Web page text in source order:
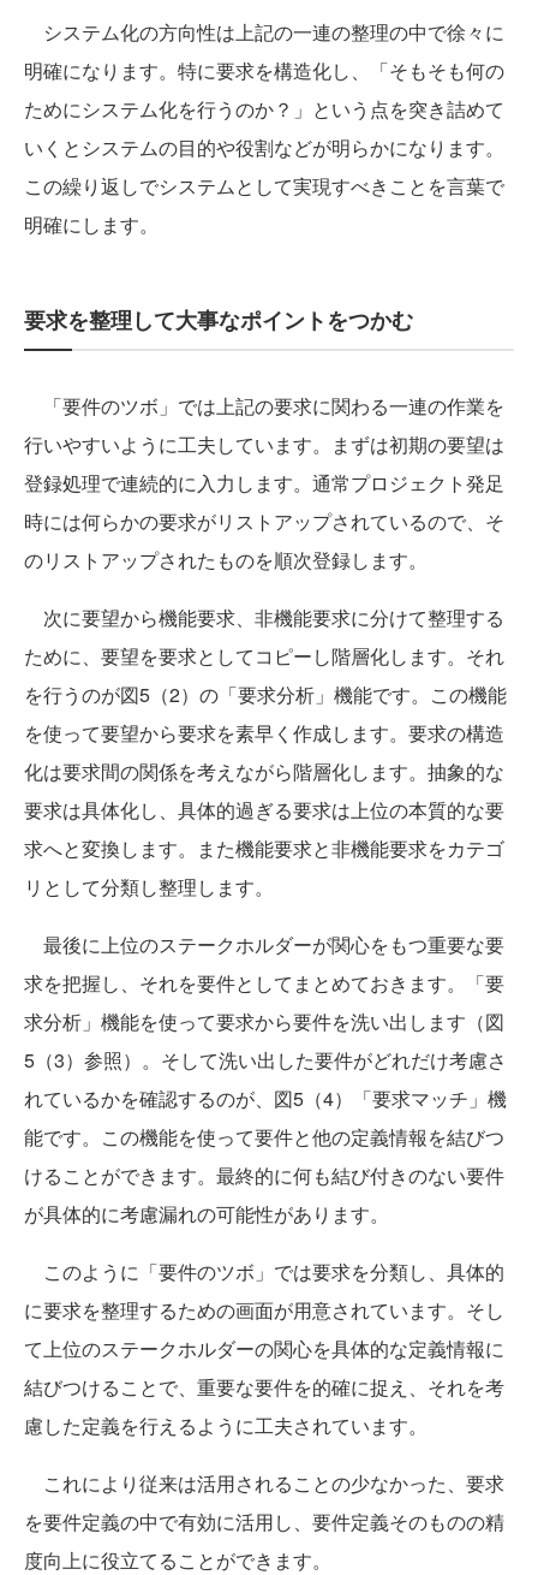
システム化の方向性は上記の一連の整理の中で徐々に
明確になります。特に要求を構造化し、「そもそも何の
ためにシステム化を行うのか？」という点を突き詰めて
いくとシステムの目的や役割などが明らかになります。
この繰り返しでシステムとして実現すべきことを言葉で
明確にします。
要求を整理して大事なポイントをつかむ
「要件のツボ」では上記の要求に関わる一連の作業を
行いやすいように工夫しています。まずは初期の要望は
登録処理で連続的に入力します。通常プロジェクト発足
時には何らかの要求がリストアップされているので、そ
のリストアップされたものを順次登録します。
次に要望から機能要求、非機能要求に分けて整理する
ために、要望を要求としてコピーし階層化します。それ
を行うのが図5（2）の「要求分析」機能です。この機能
を使って要望から要求を素早く作成します。要求の構造
化は要求間の関係を考えながら階層化します。抽象的な
要求は具体化し、具体的過ぎる要求は上位の本質的な要
求へと変換します。また機能要求と非機能要求をカテゴ
リとして分類し整理します。
最後に上位のステークホルダーが関心をもつ重要な要
求を把握し、それを要件としてまとめておきます。「要
求分析」機能を使って要求から要件を洗い出します（図
5（3）参照）。そして洗い出した要件がどれだけ考慮さ
れているかを確認するのが、図5（4）「要求マッチ」機
能です。この機能を使って要件と他の定義情報を結びつ
けることができます。最終的に何も結び付きのない要件
が具体的に考慮漏れの可能性があります。
このように「要件のツボ」では要求を分類し、具体的
に要求を整理するための画面が用意されています。そし
て上位のステークホルダーの関心を具体的な定義情報に
結びつけることで、重要な要件を的確に捉え、それを考
慮した定義を行えるように工夫されています。
これにより従来は活用されることの少なかった、要求
を要件定義の中で有効に活用し、要件定義そのものの精
度向上に役立てることができます。